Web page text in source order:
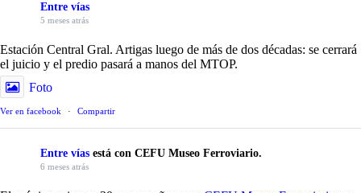
Entre vías
5 meses atrás
Estación Central Gral. Artigas luego de más de dos décadas: se cerrará
el juicio y el predio pasará a manos del MTOP.
Foto
Ver en facebook · Compartir
Entre vías está con CEFU Museo Ferroviario.
6 meses atrás